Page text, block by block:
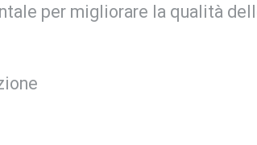
per migliorare la qualità